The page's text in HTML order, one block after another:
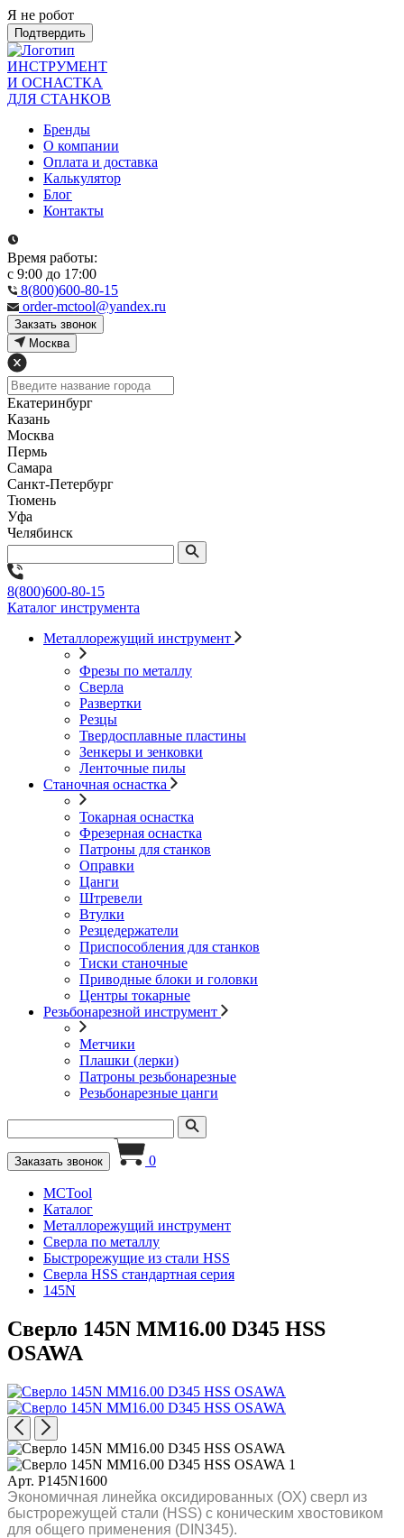
Я не робот
Подтвердить
ИНСТРУМЕНТ
И ОСНАСТКА
ДЛЯ СТАНКОВ
Бренды
О компании
Оплата и доставка
Калькулятор
Блог
Контакты
Время работы:
с 9:00 до 17:00
8(800)600-80-15
order-mctool@yandex.ru
Закзать звонок
Москва
Екатеринбург
Казань
Москва
Пермь
Самара
Санкт-Петербург
Тюмень
Уфа
Челябинск
8(800)600-80-15
Каталог инструмента
Металлорежущий инструмент
Фрезы по металлу
Сверла
Развертки
Резцы
Твердосплавные пластины
Зенкеры и зенковки
Ленточные пилы
Станочная оснастка
Токарная оснастка
Фрезерная оснастка
Патроны для станков
Оправки
Цанги
Штревели
Втулки
Резцедержатели
Приспособления для станков
Тиски станочные
Приводные блоки и головки
Центры токарные
Резьбонарезной инструмент
Метчики
Плашки (лерки)
Патроны резьбонарезные
Резьбонарезные цанги
Заказать звонок 0
MCTool
Каталог
Металлорежущий инструмент
Сверла по металлу
Быстрорежущие из стали HSS
Сверла HSS стандартная серия
145N
Сверло 145N MM16.00 D345 HSS
OSAWA
Арт. P145N1600
Экономичная линейка оксидированных (OX) сверл из
быстрорежущей стали (HSS) с коническим хвостовиком
для общего применения (DIN345).